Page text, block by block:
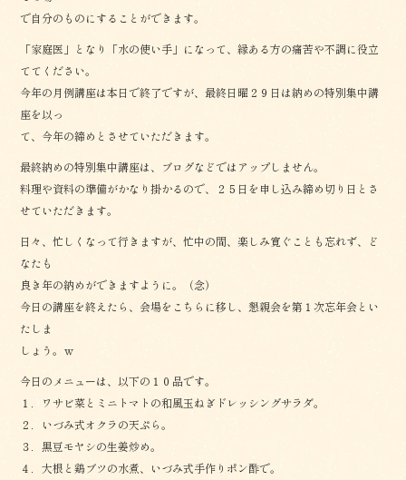
で自分のものにすることができます。
「家庭医」となり「水の使い手」になって、縁ある方の痛苦や不調に役立
ててください。
今年の月例講座は本日で終了ですが、最終日曜２９日は納めの特別集中講
座を以っ
て、今年の締めとさせていただきます。
最終納めの特別集中講座は、ブログなどではアップしません。
料理や資料の準備がかなり掛かるので、２５日を申し込み締め切り日とさ
せていただきます。
日々、忙しくなって行きますが、忙中の間、楽しみ寛ぐことも忘れず、ど
なたも
良き年の納めができますように。（念）
今日の講座を終えたら、会場をこちらに移し、懇親会を第１次忘年会とい
たしま
しょう。ｗ
今日のメニューは、以下の１０品です。
１．ワサビ菜とミニトマトの和風玉ねぎドレッシングサラダ。
２．いづみ式オクラの天ぷら。
３．黒豆モヤシの生姜炒め。
４．大根と鶏ブツの水煮、いづみ式手作りポン酢で。